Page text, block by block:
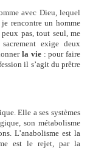
avec Dieu, lequel
je rencontre un homme
pas, tout seul, me
exige deux
la vie: pour faire
il s’agit du prêtre
Elle a ses systèmes
son métabolisme
L’anabolisme est la
est le rejet, par la